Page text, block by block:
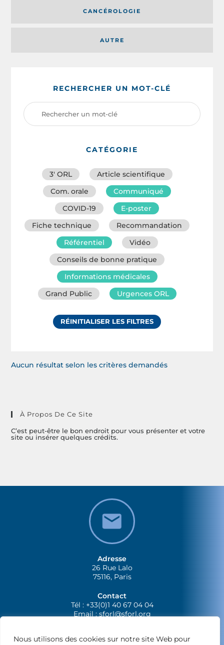
Nous utilisons des cookies sur notre site Web pour
AUTRE
CANCÉROLOGIE
RECHERCHER UN MOT-CLÉ
CATÉGORIE
3′ ORL
Article scientifique
Com. orale
Communiqué
COVID-19
E-poster
Fiche technique
Recommandation
Référentiel
Vidéo
Conseils de bonne pratique
Informations médicales
Grand Public
Urgences ORL
RÉINITIALISER LES FILTRES
Aucun résultat selon les critères demandés
À Propos De Ce Site
C’est peut-être le bon endroit pour vous présenter et votre
site ou insérer quelques crédits.
Adresse
26 Rue Lalo
75116, Paris
Contact
Tél : +33(0)1 40 67 04 04
Email :sforl@sforl.org